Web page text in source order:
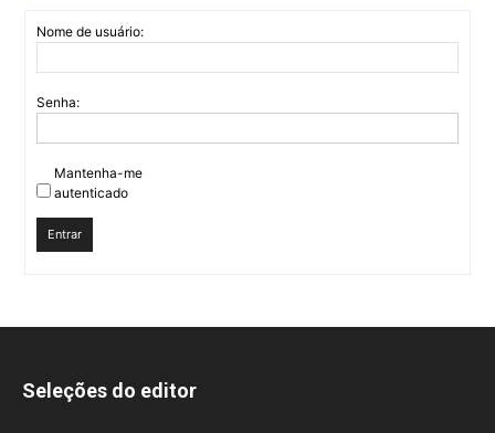
Nome de usuário:
Senha:
Mantenha-me
autenticado
Entrar
Seleções do editor